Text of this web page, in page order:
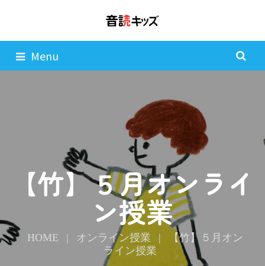
Menu
【竹】５月オンライ
ン授業
HOME | オンライン授業 |
【竹】５月オン
ライン授業